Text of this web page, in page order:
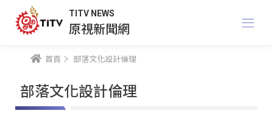
TITV NEWS
原視新聞網
首頁 部落文化設計倫理
部落文化設計倫理